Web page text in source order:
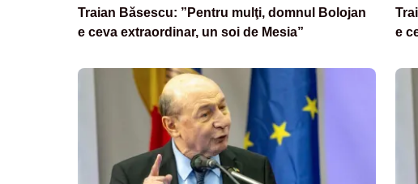
Traian Băsescu: ”Pentru mulţi, domnul Bolojan
e ceva extraordinar, un soi de Mesia”
e